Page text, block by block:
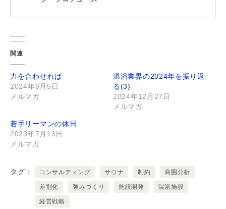
関連
力を合わせれば
2024年6月5日
メルマガ
温浴業界の2024年を振り返
る(3)
2024年12月27日
メルマガ
若手リーマンの休日
2023年7月13日
メルマガ
タグ コンサルティング サウナ 制約 商圏分析
差別化 強みづくり 施設開発 温浴施設
経営戦略